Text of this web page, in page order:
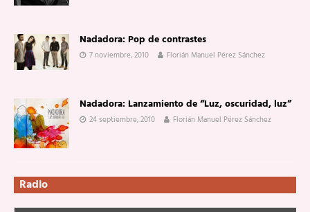
Nadadora: Pop de contrastes
7 noviembre, 2010 Florián Manuel Pérez Sánchez
Nadadora: Lanzamiento de “Luz, oscuridad, luz”
24 septiembre, 2010 Florián Manuel Pérez Sánchez
Radio